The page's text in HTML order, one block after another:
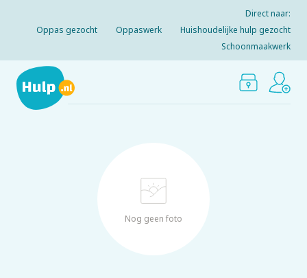
Direct naar:
Oppas gezocht
Oppaswerk
Huishoudelijke hulp gezocht
Schoonmaakwerk
Nog geen foto